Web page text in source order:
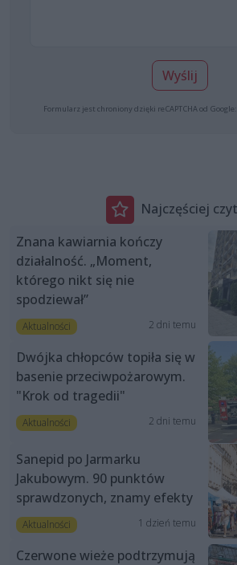
Wyślij
Formularz jest chroniony dzięki reCAPTCHA od Google:
Najczęściej
Znana kawiarnia kończy
działalność. „Moment,
którego nikt się nie
spodziewał”
Aktualności 2 dni temu
Dwójka chłopców topiła się w
basenie przeciwpożarowym.
"Krok od tragedii"
Aktualności 2 dni temu
Sanepid po Jarmarku
Jakubowym. 90 punktów
sprawdzonych, znamy efekty
Aktualności 1 dzień temu
Czerwone wieże podtrzymują